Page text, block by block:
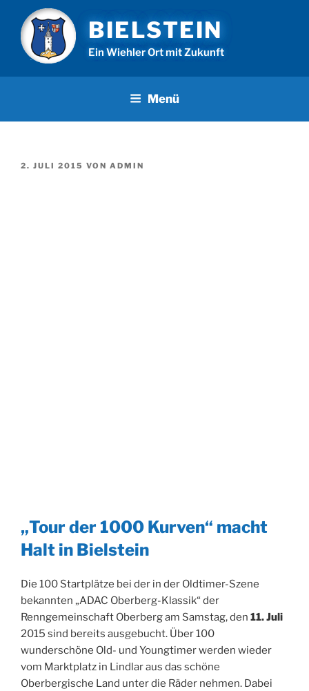
Inhalt
springen
BIELSTEIN
Ein Wiehler Ort mit Zukunft
Menü
VERÖFFENTLICHT
2. JULI 2015 VON ADMIN
„Tour der 1000 Kurven“ macht
Halt in Bielstein
Die 100 Startplätze bei der in der Oldtimer-Szene
bekannten „ADAC Oberberg-Klassik“ der
Renngemeinschaft Oberberg am Samstag, den 11. Juli
2015 sind bereits ausgebucht. Über 100
wunderschöne Old- und Youngtimer werden wieder
vom Marktplatz in Lindlar aus das schöne
Oberbergische Land unter die Räder nehmen. Dabei